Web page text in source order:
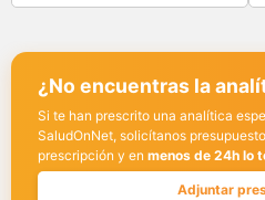
¿No encuentras la
Si te han prescrito una analítica
SaludOnNet, solicítanos
prescripción y en menos de 24h lo
Adjuntar